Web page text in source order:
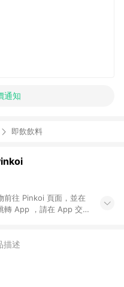
通知
即飲飲料
前往 Pinkoi 頁面，並在
轉 App ，請在 App 交
首購優惠，P coins，
6. APP 請更新至
描述